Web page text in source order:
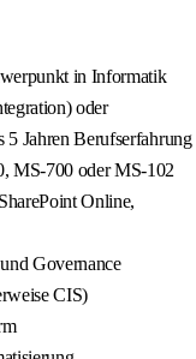
in Informatik
oder
Jahren Berufserfahrung
MS-700 oder MS-102
Online,
Governance
CIS)